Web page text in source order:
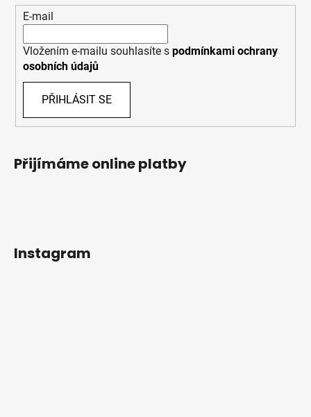
E-mail
Vložením e-mailu souhlasíte s podmínkami ochrany
osobních údajů
PŘIHLÁSIT SE
Přijímáme online platby
Instagram